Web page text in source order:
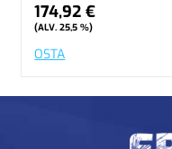
174,92 €
(ALV. 25,5 %)
OSTA